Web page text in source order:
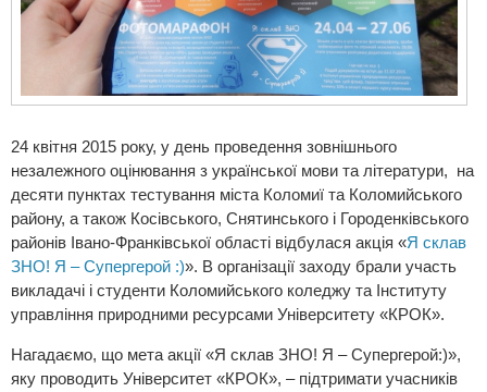
24 квітня 2015 року, у день проведення зовнішнього
незалежного оцінювання з української мови та літератури, на
десяти пунктах тестування міста Коломиї та Коломийського
району, а також Косівського, Снятинського і Городенківського
районів Івано-Франківської області відбулася акція «Я склав
ЗНО! Я – Супергерой :)». В організації заходу брали участь
викладачі і студенти Коломийського коледжу та Інституту
управління природними ресурсами Університету «КРОК».
Нагадаємо, що мета акції «Я склав ЗНО! Я – Супергерой:)»,
яку проводить Університет «КРОК», – підтримати учасників